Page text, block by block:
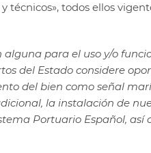
técnicos», todos ellos
para el uso y/o
del Estado considere
del bien como señal
la instalación de
Portuario Español, así